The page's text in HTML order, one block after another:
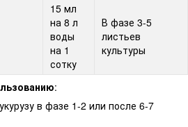
15 мл
на 8 л
воды
на 1
сотку
В фазе 3-5
листьев
культуры
:
в фазе 1-2 или после 6-7